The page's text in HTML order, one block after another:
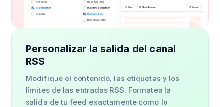
Personalizar la salida del canal
RSS
Modifique el contenido, las etiquetas y los
límites de las entradas RSS. Formatea la
salida de tu feed exactamente como lo